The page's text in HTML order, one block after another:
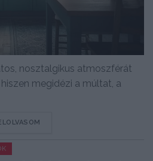
nosztalgikus atmoszférát
megidézi a múltat, a